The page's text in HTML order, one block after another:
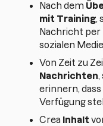
Nach dem
mit Training,
Nachricht per
sozialen
Von Zeit zu
Nachrichten,
erinnern,
Verfügung
Crea Inhalt